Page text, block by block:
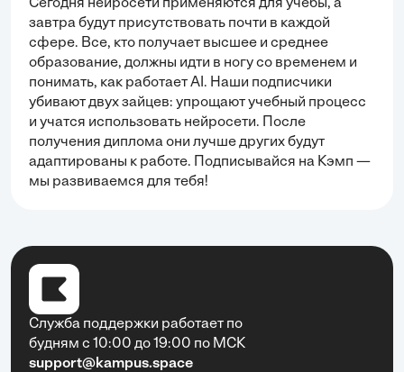
Сегодня нейросети применяются для учёбы, а
завтра будут присутствовать почти в каждой
сфере. Все, кто получает высшее и среднее
образование, должны идти в ногу со временем и
понимать, как работает AI. Наши подписчики
убивают двух зайцев: упрощают учебный процесс
и учатся использовать нейросети. После
получения диплома они лучше других будут
адаптированы к работе. Подписывайся на Кэмп —
мы развиваемся для тебя!
Служба поддержки работает по
будням с 10:00 до 19:00 по МСК
support@kampus.space